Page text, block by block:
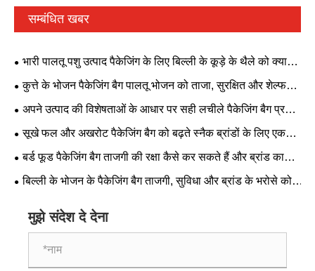
सम्बंधित खबर
भारी पालतू पशु उत्पाद पैकेजिंग के लिए बिल्ली के कूड़े के थैले को क्या
विश्वसनीय बनाता है?
कुत्ते के भोजन पैकेजिंग बैग पालतू भोजन को ताजा, सुरक्षित और शेल्फ
तैयार कैसे रख सकते हैं?
अपने उत्पाद की विशेषताओं के आधार पर सही लचीले पैकेजिंग बैग प्रकार
का चयन कैसे करें
सूखे फल और अखरोट पैकेजिंग बैग को बढ़ते स्नैक ब्रांडों के लिए एक
स्मार्ट विकल्प क्या बनाता है?
बर्ड फूड पैकेजिंग बैग ताजगी की रक्षा कैसे कर सकते हैं और ब्रांड का
भरोसा कैसे बना सकते हैं?
बिल्ली के भोजन के पैकेजिंग बैग ताजगी, सुविधा और ब्रांड के भरोसे को
मुझे संदेश दे देना